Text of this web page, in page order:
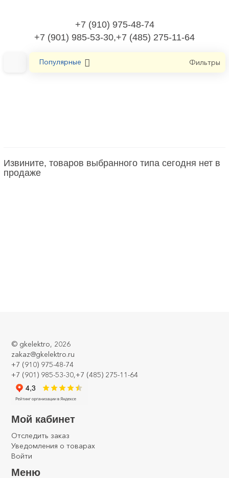
+7 (910) 975-48-74
+7 (901) 985-53-30,+7 (485) 275-11-64
Популярные Фильтры
устройств
Извините, товаров выбранного типа сегодня нет в
продаже
© gkelektro, 2026
zakaz@gkelektro.ru
+7 (910) 975-48-74
+7 (901) 985-53-30,+7 (485) 275-11-64
Мой кабинет
Отследить заказ
Уведомления о товарах
Войти
Меню